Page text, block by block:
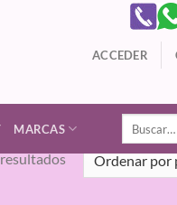
ACCEDER
MARCAS
Buscar
Ordenado
por